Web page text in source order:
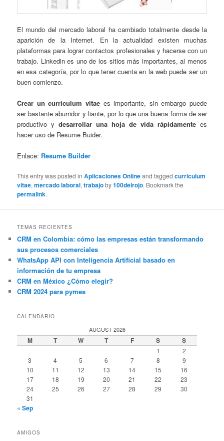
El mundo del mercado laboral ha cambiado totalmente desde la
aparición de la Internet. En la actualidad existen muchas
plataformas para lograr contactos profesionales y hacerse con un
trabajo. Linkedin es uno de los sitios más importantes, al menos
en esa categoría, por lo que tener cuenta en la web puede ser un
buen comienzo.
Crear un currículum vitaees importante, sin embargo puede
ser bastante aburridor y liante, por lo que una buena forma de ser
productivo ydesarrollar una hoja de vida rápidamentees
hacer uso de Resume Buider.
Enlace: Resume Builder
This entry was posted inAplicaciones Onlineand taggedcurriculum
vitae,mercado laboral,trabajoby100delrojo. Bookmark the
permalink.
TEMAS RECIENTES
CRM en Colombia: cómo las empresas están transformando
sus procesos comerciales
WhatsApp API con Inteligencia Artificial basado en
información de tu empresa
CRM en México ¿Cómo elegir?
CRM 2024 para pymes
CALENDARIO
AUGUST 2026
M T W T F S S
1
2
3
4 5 6 7 8
9
10
11 12 13 14 15
16
17
18 19 20 21 22
23
24
25 26 27 28 29
30
31
« Sep
AMIGOS